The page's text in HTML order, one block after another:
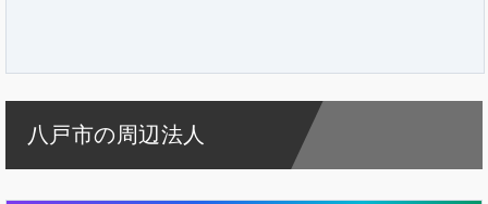
八戸市の周辺法人